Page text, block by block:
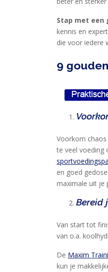
SPORTVOEDING
Stap met een
kennis en
die voor iedere
9
Voorkom
te veel voeding
en goed
maximale uit je
Bereid
Van start tot
van o.a.
De Maxim
kun je